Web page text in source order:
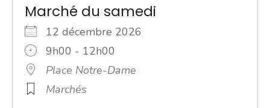
Marché du samedi
12 décembre 2026
9h00 - 12h00
Place Notre-Dame
Marchés